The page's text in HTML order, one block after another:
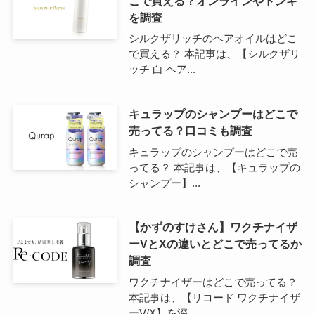
を調査
シルクザリッチのヘアオイルはどこ
で買える？ 本記事は、【シルクザリ
ッチ 白 ヘア...
キュラップのシャンプーはどこで
売ってる？口コミも調査
キュラップのシャンプーはどこで売
ってる？ 本記事は、【キュラップの
シャンプー】...
【かずのすけさん】ワクチナイザ
ーVとXの違いとどこで売ってるか
調査
ワクチナイザーはどこで売ってる？
本記事は、【リコード ワクチナイザ